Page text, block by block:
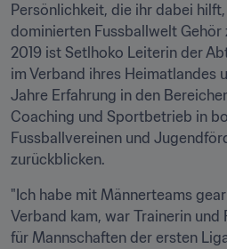
Persönlichkeit, die ihr dabei
dominierten Fussballwelt Gehör
2019 ist Setlhoko Leiterin der
im Verband ihres Heimatlandes
Jahre Erfahrung in den
Coaching und Sportbetrieb in
Fussballvereinen und
zurückblicken.
"Ich habe mit Männerteams
Verband kam, war Trainerin
für Mannschaften der ersten